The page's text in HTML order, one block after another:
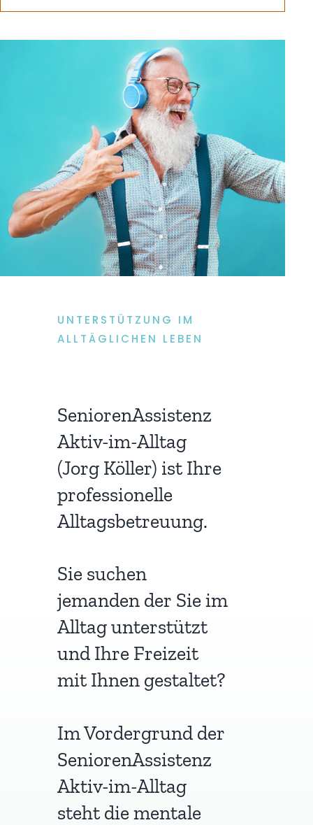
UNTERSTÜTZUNG IM
ALLTÄGLICHEN LEBEN
SeniorenAssistenz
Aktiv-im-Alltag
(Jorg Köller) ist Ihre
professionelle
Alltagsbetreuung.
Sie suchen
jemanden der Sie im
Alltag unterstützt
und Ihre Freizeit
mit Ihnen gestaltet?
Im Vordergrund der
SeniorenAssistenz
Aktiv-im-Alltag
steht die mentale